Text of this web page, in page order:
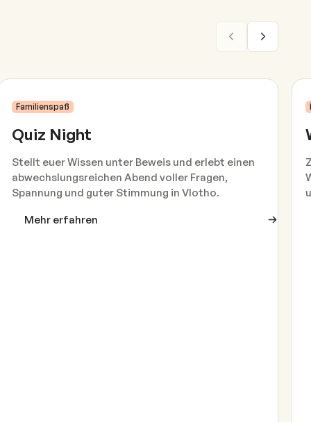
1Aug.
Familienspaß
Quiz Night
Stellt euer Wissen unter Beweis und erlebt einen
abwechslungsreichen Abend voller Fragen,
Spannung und guter Stimmung in Vlotho.
Mehr erfahren